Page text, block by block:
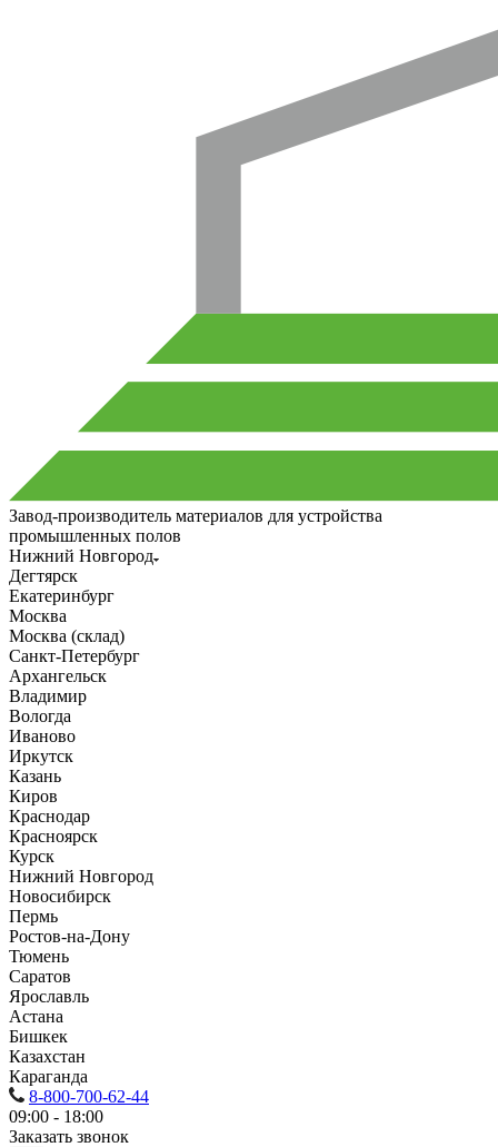
Завод-производитель материалов для устройства
промышленных полов
Нижний Новгород
Дегтярск
Екатеринбург
Москва
Москва (склад)
Санкт-Петербург
Архангельск
Владимир
Вологда
Иваново
Иркутск
Казань
Киров
Краснодар
Красноярск
Курск
Нижний Новгород
Новосибирск
Пермь
Ростов-на-Дону
Тюмень
Саратов
Ярославль
Астана
Бишкек
Казахстан
Караганда
8-800-700-62-44
09:00 - 18:00
Заказать звонок